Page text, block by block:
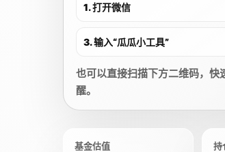
1. 打开微信
3. 输入“瓜瓜小工具”
也可以直接扫描下方二维码，
醒。
基金估值 持